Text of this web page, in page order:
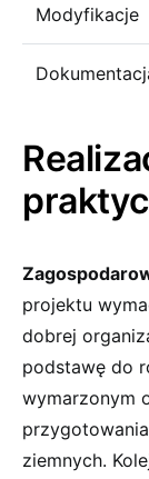
Modyfikacje
projektu
dobrej
podstawę do
wymarzonym
ziemnych.